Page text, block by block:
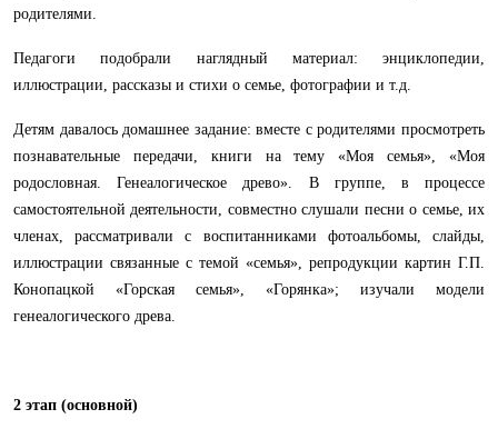
родителями.
Педагоги подобрали наглядный материал: энциклопедии,
иллюстрации, рассказы и стихи о семье, фотографии и т.д.
Детям давалось домашнее задание: вместе с родителями просмотреть
познавательные передачи, книги на тему «Моя семья», «Моя
родословная. Генеалогическое древо». В группе, в процессе
самостоятельной деятельности, совместно слушали песни о семье, их
членах, рассматривали с воспитанниками фотоальбомы, слайды,
иллюстрации связанные с темой «семья», репродукции картин Г.П.
Конопацкой «Горская семья», «Горянка»; изучали модели
генеалогического древа.
2 этап (основной)